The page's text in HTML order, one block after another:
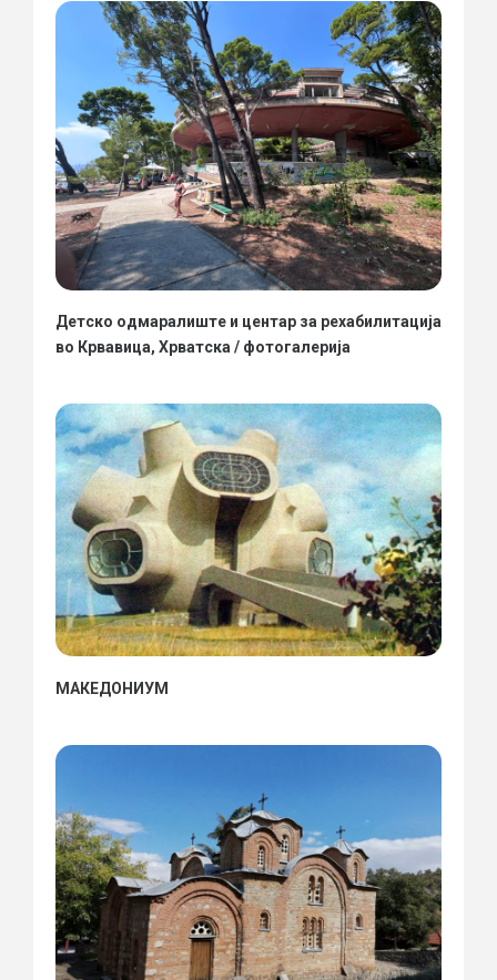
Детско одмаралиште и центар за рехабилитација
во Крвавица, Хрватска / фотогалерија
МАКЕДОНИУМ